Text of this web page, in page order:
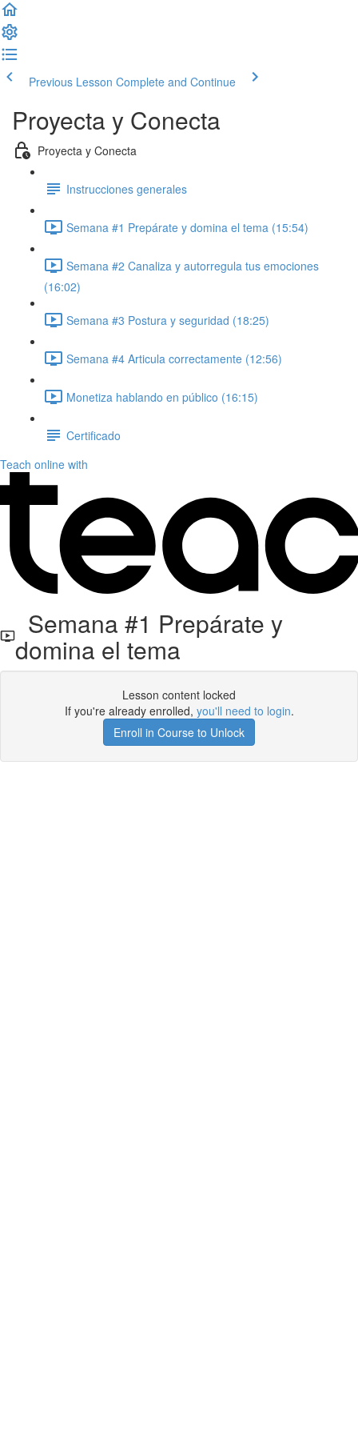
Previous Lesson Complete and Continue
Proyecta y Conecta
Proyecta y Conecta
Instrucciones generales
Semana #1 Prepárate y domina el tema (15:54)
Semana #2 Canaliza y autorregula tus emociones
(16:02)
Semana #3 Postura y seguridad (18:25)
Semana #4 Articula correctamente (12:56)
Monetiza hablando en público (16:15)
Certificado
Teach online with
Semana #1 Prepárate y
domina el tema
Lesson content locked
If you're already enrolled, you'll need to login.
Enroll in Course to Unlock